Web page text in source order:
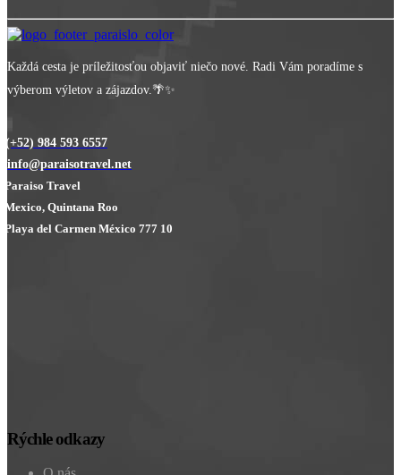
Každá cesta je príležitosťou objaviť niečo nové. Radi Vám poradíme s
výberom výletov a zájazdov.🌴✨
(+52) 984 593 6557
info@paraisotravel.net
Paraiso Travel
Mexico, Quintana Roo
Playa del Carmen México 777 10
Rýchle odkazy